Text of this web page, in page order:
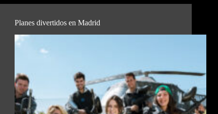
Planes divertidos en Madrid